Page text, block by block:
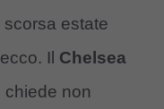
scorsa estate
Il Chelsea
chiede non